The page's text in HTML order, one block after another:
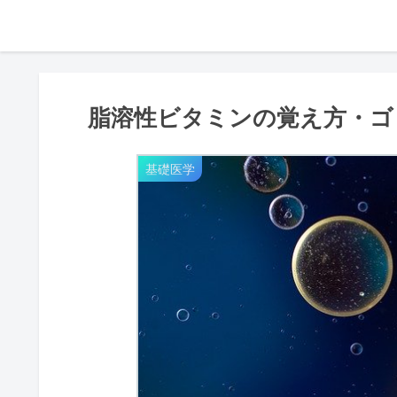
脂溶性ビタミンの覚え方・
基礎医学